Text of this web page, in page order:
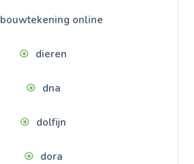
bouwtekening online
dieren
dna
dolfijn
dora